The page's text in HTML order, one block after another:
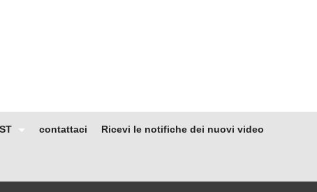
contattaci Ricevi le notifiche dei nuovi video